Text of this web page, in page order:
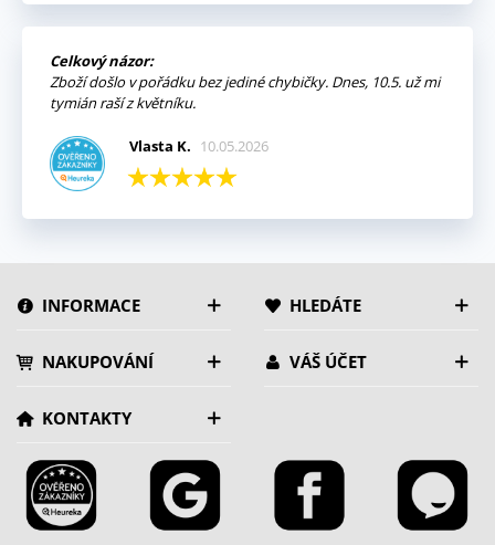
Celkový názor:
Zboží došlo v pořádku bez jediné chybičky. Dnes, 10.5. už mi
tymián raší z květníku.
Vlasta K. 10.05.2026
INFORMACE HLEDÁTE
NAKUPOVÁNÍ VÁŠ ÚČET
KONTAKTY